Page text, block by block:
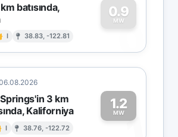
batısında,
I 38.83, -122.81
0.9
MW
0
3 km
Kaliforniya
I 38.76, -122.72
1.2
MW